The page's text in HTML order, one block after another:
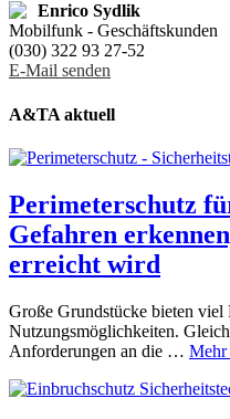
Enrico Sydlik
Mobilfunk - Geschäftskunden
(030) 322 93 27-52
E-Mail senden
A&TA aktuell
Perimeterschutz
Gefahren
erreicht wird
Große Grundstücke bieten
Nutzungsmöglichkeiten.
Anforderungen an die … Mehr